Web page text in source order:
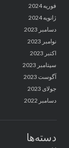
فوریه 2024
ژانویه 2024
دسامبر 2023
نوامبر 2023
اکتبر 2023
سپتامبر 2023
آگوست 2023
جولای 2023
دسامبر 2022
دسته‌ها